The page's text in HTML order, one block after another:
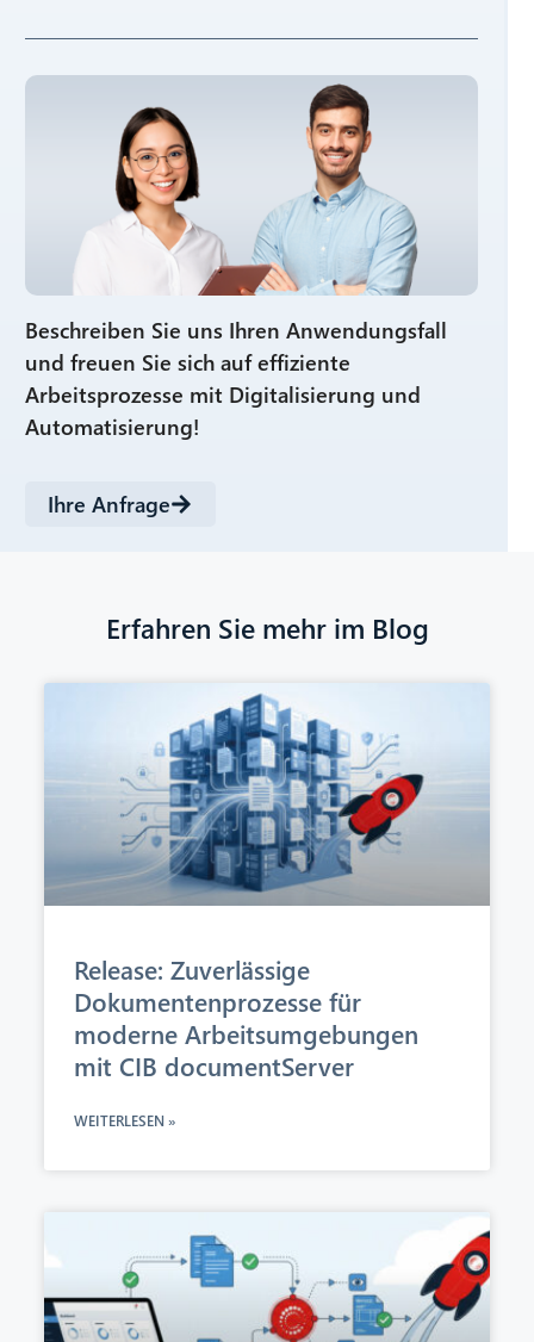
Beschreiben Sie uns Ihren Anwendungsfall
und freuen Sie sich auf effiziente
Arbeitsprozesse mit Digitalisierung und
Automatisierung!
Ihre Anfrage
Erfahren Sie mehr im Blog
Release: Zuverlässige
Dokumentenprozesse für
moderne Arbeitsumgebungen
mit CIB documentServer
WEITERLESEN »